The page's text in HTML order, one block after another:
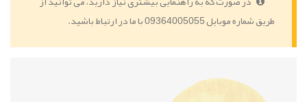
طریق شماره موبایل 09364005055 با ما در ارتباط باشید.